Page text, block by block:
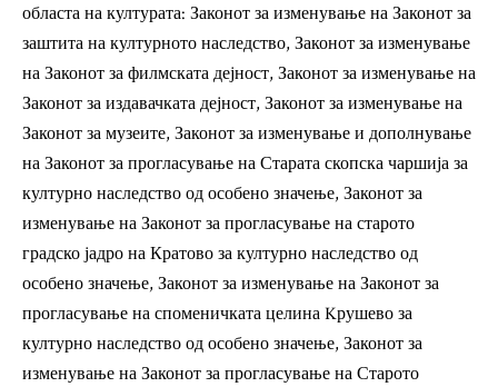
областа на културата: Законот за изменување на Законот за
заштита на културното наследство, Законот за изменување
на Законот за филмската дејност, Законот за изменување на
Законот за издавачката дејност, Законот за изменување на
Законот за музеите, Законот за изменување и дополнување
на Законот за прогласување на Старата скопска чаршија за
културно наследство од особено значење, Законот за
изменување на Законот за прогласување на старото
градско јадро на Кратово за културно наследство од
особено значење, Законот за изменување на Законот за
прогласување на споменичката целина Kрушево за
културно наследство од особено значење, Законот за
изменување на Законот за прогласување на Старото